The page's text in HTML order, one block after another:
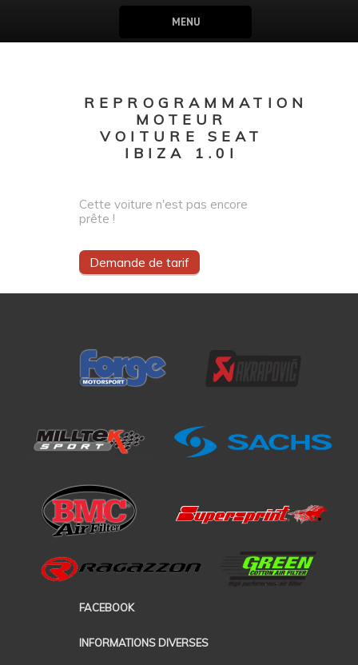
MENU
REPROGRAMMATION
MOTEUR
VOITURE SEAT
IBIZA 1.0I
Cette voiture n'est pas encore
prête !
Demande de tarif
FACEBOOK
INFORMATIONS DIVERSES